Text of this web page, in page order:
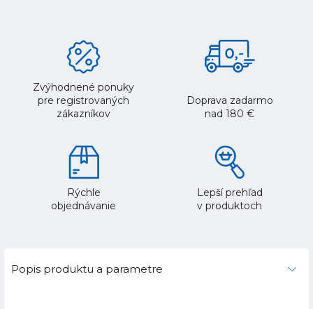
Zvýhodnené ponuky
pre registrovaných
zákazníkov
Doprava zadarmo
nad 180 €
Rýchle
objednávanie
Lepší prehľad
v produktoch
Popis produktu a parametre